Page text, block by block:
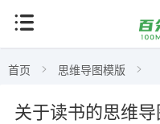
首页 思维导图模版
关于读书的思维